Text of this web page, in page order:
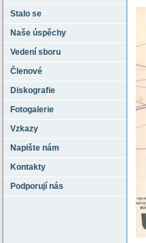
Stalo se
Naše úspěchy
Vedení sboru
Členové
Diskografie
Fotogalerie
Vzkazy
Napište nám
Kontakty
Podporují nás